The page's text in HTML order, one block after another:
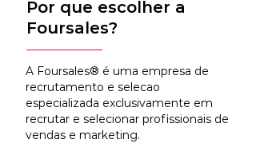
Por que escolher a
Foursales?
A Foursales® é uma empresa de
recrutamento e selecao
especializada exclusivamente em
recrutar e selecionar profissionais de
vendas e marketing.